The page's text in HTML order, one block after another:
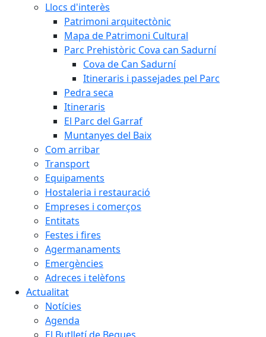
Llocs d'interès
Patrimoni arquitectònic
Mapa de Patrimoni Cultural
Parc Prehistòric Cova can Sadurní
Cova de Can Sadurní
Itineraris i passejades pel Parc
Pedra seca
Itineraris
El Parc del Garraf
Muntanyes del Baix
Com arribar
Transport
Equipaments
Hostaleria i restauració
Empreses i comerços
Entitats
Festes i fires
Agermanaments
Emergències
Adreces i telèfons
Actualitat
Notícies
Agenda